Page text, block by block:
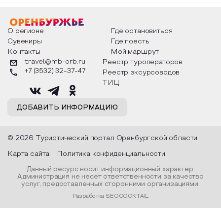
чтобы собрать под своими знаменами всех
людей, живущих по законам Добра и
Милосердия, прославить их благородный труд,
придать общественную значимость статусу
"меценат".
Данью памяти и глубокого почтения великим
меценатам прошлого стал архитектурно-
из важнейших задач Фонда "Меценаты Столетия"
паркового комплекса "Добрый Ангел Мира",
призванного сохранить в веках имена людей,
влияние на развитие цивилизации и
продолжателей их дела сегодня, воплотить
Открытие памятника состоялось 28 июня 2008
О регионе
Где остановиться
Сувениры
Где поесть
Контакты
Мой маршрут
ДОБАВИТЬ ИНФОРМАЦИЮ
travel@mb-orb.ru
+7 (3532) 32-37-47
Реестр туроператоров
Реестр эксурсоводов
ТИЦ
© 2026 Туристический портал Оренбургской области
Карта сайта Политика конфиденциальности
Данный ресурс носит информационный характер.
Администрация не несет ответственности за качество
услуг, предоставленных сторонними организациями.
Разработка SEOCOCKTAIL